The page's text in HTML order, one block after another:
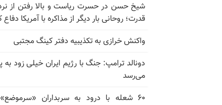
شیخ حسن در حسرت ریاست و بالا رفتن از
قدرت؛ روحانی بار دیگر از مذاکره با آمریکا دفاع
واکنش خرازی به تکذیبیه دفتر کینگ مجتبی
دونالد ترامپ: جنگ با رژیم ایران خیلی زود به
می‌رسد
۶۰ شعله با درود به سربداران